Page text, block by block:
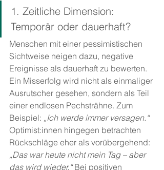
1. Zeitliche Dimension:
Temporär oder dauerhaft?
Menschen mit einer pessimistischen
Sichtweise neigen dazu, negative
Ereignisse als dauerhaft zu bewerten.
Ein Misserfolg wird nicht als einmaliger
Ausrutscher gesehen, sondern als Teil
einer endlosen Pechsträhne. Zum
Beispiel: „Ich werde immer versagen.“
Optimist:innen hingegen betrachten
Rückschläge eher als vorübergehend:
„Das war heute nicht mein Tag – aber
das wird wieder.“ Bei positiven